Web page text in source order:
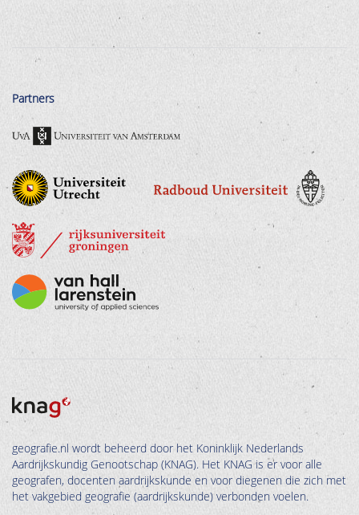
Partners
geografie.nl wordt beheerd door het Koninklijk Nederlands
Aardrijkskundig Genootschap (KNAG). Het KNAG is er voor alle
geografen, docenten aardrijkskunde en voor diegenen die zich met
het vakgebied geografie (aardrijkskunde) verbonden voelen.